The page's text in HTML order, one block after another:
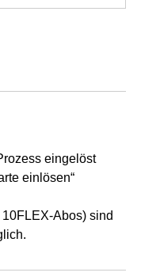
eingelöst
einlösen“
Abos) sind